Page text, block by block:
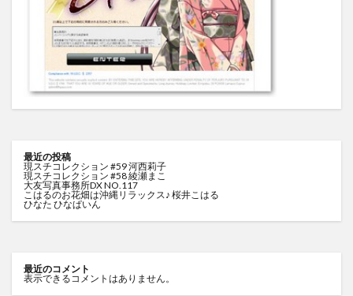
最近の投稿
現スチコレクション #59 河西莉子
現スチコレクション #58 綾瀬まこ
大友写真事務所DX NO.117
こはるのお花畑は沖縄リラックス♪ 桜井こはる
ひなた ひなぱいん
最近のコメント
表示できるコメントはありません。